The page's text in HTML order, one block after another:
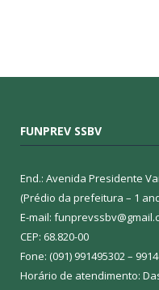
FUNPREV SSBV
End.: Avenida Presidente
(Prédio da prefeitura – 1
E-mail:
CEP: 68.820-00
Fone: (091) 991495302 –
Horário de atendimento: